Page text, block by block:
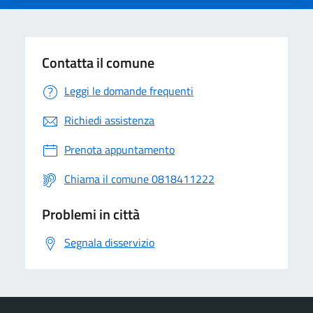
Contatta il comune
Leggi le domande frequenti
Richiedi assistenza
Prenota appuntamento
Chiama il comune 0818411222
Problemi in città
Segnala disservizio